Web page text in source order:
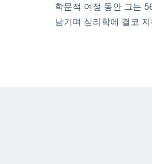
학문적 여정 동안 그는
남기며 심리학에 결코